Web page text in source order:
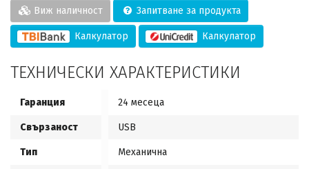
Виж наличност Запитване за продукта
Калкулатор Калкулатор
ТЕХНИЧЕСКИ ХАРАКТЕРИСТИКИ
Гаранция 24 месеца
Свързаност USB
Тип Механична